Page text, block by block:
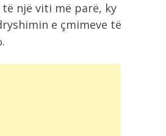
një viti më parë, ky
e çmimeve të